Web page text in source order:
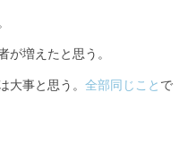
が増えたと思う。
大事と思う。 全部同じこと で